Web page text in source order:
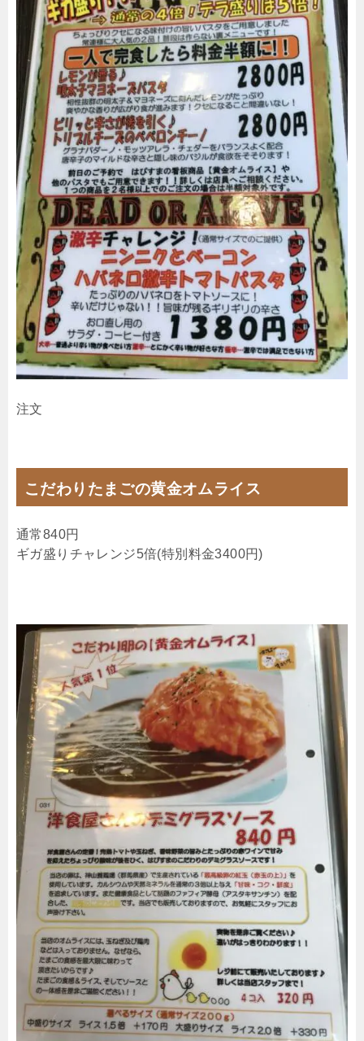
注文
こだわりたまごの黄金オムライス
通常840円
ギガ盛りチャレンジ5倍(特別料金3400円)